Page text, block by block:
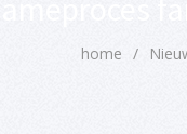
home /